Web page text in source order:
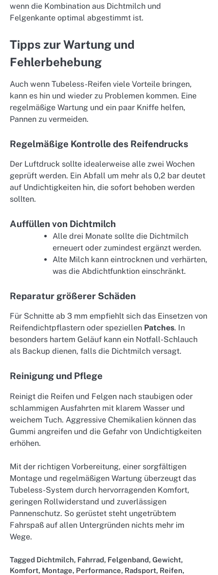
wenn die Kombination aus Dichtmilch und
Felgenkante optimal abgestimmt ist.
Tipps zur Wartung und
Fehlerbehebung
Auch wenn Tubeless-Reifen viele Vorteile bringen,
kann es hin und wieder zu Problemen kommen. Eine
regelmäßige Wartung und ein paar Kniffe helfen,
Pannen zu vermeiden.
Regelmäßige Kontrolle des Reifendrucks
Der Luftdruck sollte idealerweise alle zwei Wochen
geprüft werden. Ein Abfall um mehr als 0,2 bar deutet
auf Undichtigkeiten hin, die sofort behoben werden
sollten.
Auffüllen von Dichtmilch
Alle drei Monate sollte die Dichtmilch
erneuert oder zumindest ergänzt werden.
Alte Milch kann eintrocknen und verhärten,
was die Abdichtfunktion einschränkt.
Reparatur größerer Schäden
Für Schnitte ab 3 mm empfiehlt sich das Einsetzen von
Reifendichtpflastern oder speziellen Patches. In
besonders hartem Geläuf kann ein Notfall-Schlauch
als Backup dienen, falls die Dichtmilch versagt.
Reinigung und Pflege
Reinigt die Reifen und Felgen nach staubigen oder
schlammigen Ausfahrten mit klarem Wasser und
weichem Tuch. Aggressive Chemikalien können das
Gummi angreifen und die Gefahr von Undichtigkeiten
erhöhen.
Mit der richtigen Vorbereitung, einer sorgfältigen
Montage und regelmäßigen Wartung überzeugt das
Tubeless-System durch hervorragenden Komfort,
geringen Rollwiderstand und zuverlässigen
Pannenschutz. So gerüstet steht ungetrübtem
Fahrspaß auf allen Untergründen nichts mehr im
Wege.
Tagged Dichtmilch, Fahrrad, Felgenband, Gewicht,
Komfort, Montage, Performance, Radsport, Reifen,